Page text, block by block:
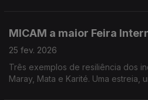
MICAM a maior Feira
25 fev. 2026
Três exemplos de resiliência dos
Maray, Mata e Karité. Uma estreia,